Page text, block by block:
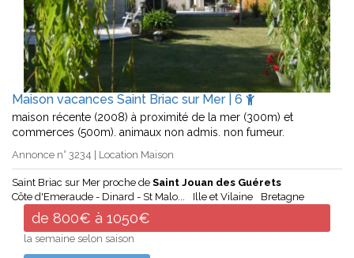
Maison vacances Saint Briac sur Mer | 6
maison récente (2008) à proximité de la mer (300m) et
commerces (500m). animaux non admis. non fumeur.
Annonce n° 3234 | Location Maison
Saint Briac sur Mer proche de Saint Jouan des Guérets
Côte d'Emeraude - Dinard - St Malo...
Ille et Vilaine Bretagne
de 800€ à 1050€
la semaine selon saison